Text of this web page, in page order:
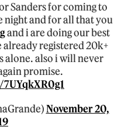
Sanders for coming to
night and for all that you
and i are doing our best
already registered 20k+
alone. also i will never
promise.
November 20,